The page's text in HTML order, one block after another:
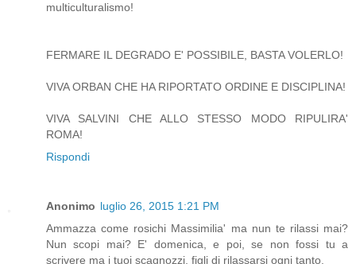
multiculturalismo!
FERMARE IL DEGRADO E' POSSIBILE, BASTA VOLERLO!
VIVA ORBAN CHE HA RIPORTATO ORDINE E DISCIPLINA!
VIVA SALVINI CHE ALLO STESSO MODO RIPULIRA'
ROMA!
Rispondi
Anonimo luglio 26, 2015 1:21 PM
Ammazza come rosichi Massimilia' ma nun te rilassi mai?
Nun scopi mai? E' domenica, e poi, se non fossi tu a
scrivere ma i tuoi scagnozzi, figli di rilassarsi ogni tanto.